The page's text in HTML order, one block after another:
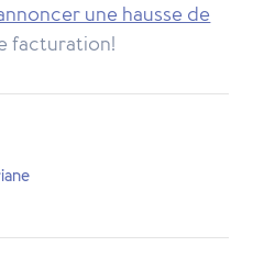
une hausse de
facturation!